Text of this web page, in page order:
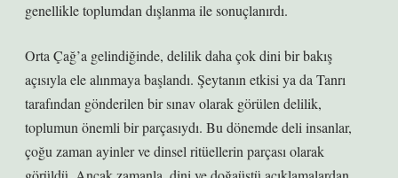
genellikle toplumdan dışlanma ile sonuçlanırdı.
Orta Çağ’a gelindiğinde, delilik daha çok dini bir bakış
açısıyla ele alınmaya başlandı. Şeytanın etkisi ya da Tanrı
tarafından gönderilen bir sınav olarak görülen delilik,
toplumun önemli bir parçasıydı. Bu dönemde deli insanlar,
çoğu zaman ayinler ve dinsel ritüellerin parçası olarak